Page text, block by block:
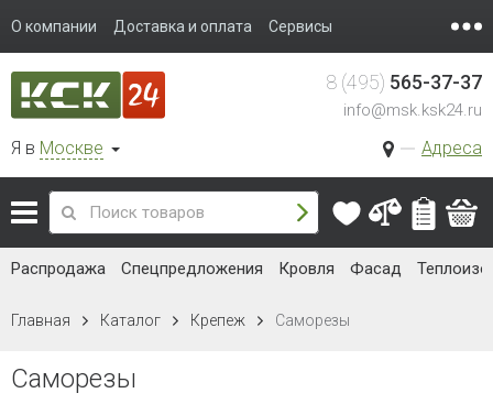
О компании Доставка и оплата Сервисы
Я в Москве Адреса
8 (495) 565-37-37
info@msk.ksk24.ru
Распродажа Спецпредложения Кровля Фасад
Главная Каталог Крепеж Саморезы
Саморезы